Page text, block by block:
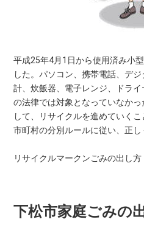
平成25年4月1日から使用済み小
した。パソコン、携帯電話、デ
計、炊飯器、電子レンジ、ドラ
の法律では対象となっていなか
して、リサイクルを進めていく
市町村の分別ルールに従い、正し
リサイクルマークンごみの出し方
下松市家庭ごみの